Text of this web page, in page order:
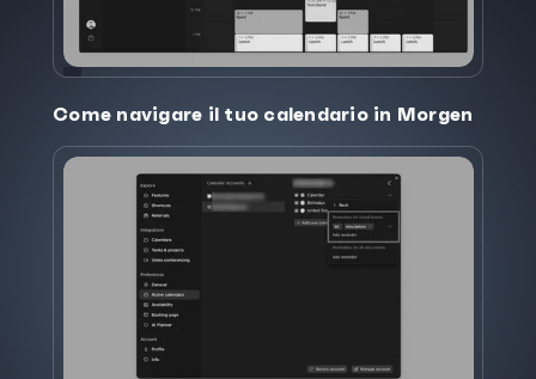
Come navigare il tuo calendario in Morgen